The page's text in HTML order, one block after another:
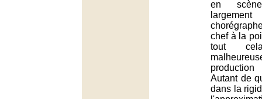
en
chef à la
tout
Autant de
dans la